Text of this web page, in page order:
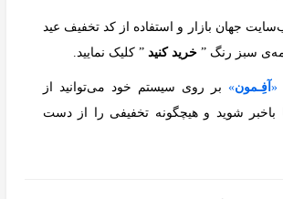
جهان بازار و استفاده از کد تخفیف عید
سبز رنگ ” خرید کنید ” کلیک نمایید.
« آفِـمون» بر روی سیستم خود می‌توانید از
باخبر شوید و هیچگونه تخفیفی را از دست